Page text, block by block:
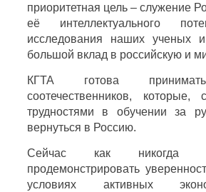
приоритетная цель – служение
её интеллектуального
исследования наших ученых
большой вклад в российскую и
КГТА готова
соотечественников, которые,
трудностями в обучении за
вернуться в Россию.
Сейчас как никогда
продемонстрировать
условиях активных